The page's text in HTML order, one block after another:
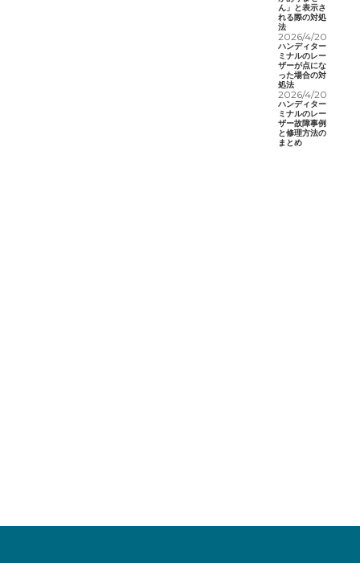
ん」と表示さ
れる際の対処
法
2026/4/20
ハンディター
ミナルのレー
ザーが点にな
った場合の対
処法
2026/4/20
ハンディター
ミナルのレー
ザー故障事例
と修理方法の
まとめ